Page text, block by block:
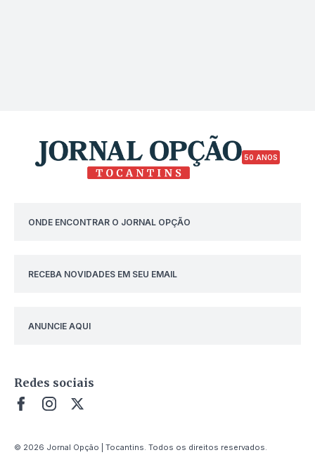
50 ANOS
ONDE ENCONTRAR O JORNAL OPÇÃO
RECEBA NOVIDADES EM SEU EMAIL
ANUNCIE AQUI
Redes sociais
© 2026 Jornal Opção | Tocantins. Todos os direitos reservados.